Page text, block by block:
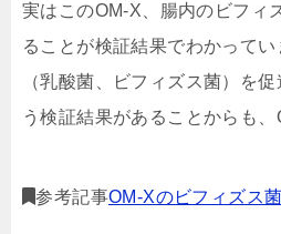
実はこのOM-X、
腸内のビフィ
ることが検証結果でわかってい
（乳酸菌、ビフィズス菌）を
う検証結果があることからも
参考記事OM-Xのビフィズス